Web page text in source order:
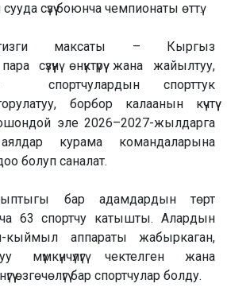
сүзүү боюнча чемпионаты өттү.
максаты – Кыргыз
сүзүүнү өнүктүрүү жана жайылтуу,
спортчулардын спорттук
борбор калаанын күчтүү
ошондой эле 2026–2027-жылдарга
курама командаларына
болуп саналат.
бар адамдардын төрт
63 спортчу катышты. Алардын
кыймыл аппараты жабыркаган,
мүмкүнчүлүгү чектелген жана
өзгөчөлүгү бар спортчулар болду.